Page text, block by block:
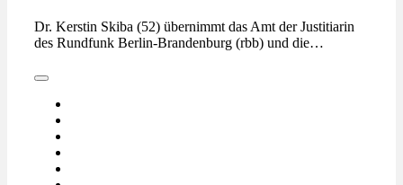
Dr. Kerstin Skiba (52) übernimmt das Amt der Justitiarin
des Rundfunk Berlin-Brandenburg (rbb) und die…